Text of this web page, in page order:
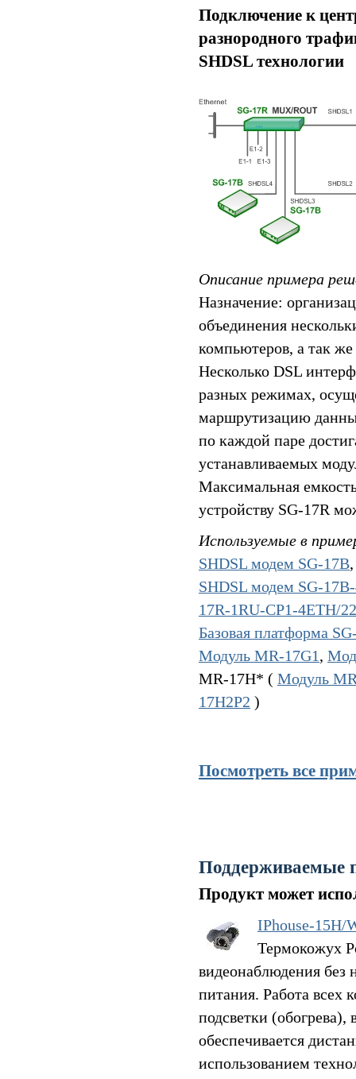
Подключение к
разнородного
SHDSL технологии
Описание примера
Назначение:
объединения
компьютеров, а так же
Несколько DSL
разных режимах,
маршрутизацию
по каждой паре
устанавливаемых
Максимальная
устройству SG-17R
Используемые в
SHDSL модем SG-17B
SHDSL модем SG-
17R-1RU-CP1-4ETH/
Базовая платформа
Модуль MR-17G1,
MR-17H* ( Модуль
17H2P2 )
Посмотреть все
Поддерживаемые
Продукт может
IPhouse-15H/
Термокожух
видеонаблюдения без
питания. Работа всех
подсветки
обеспечивается
использованием